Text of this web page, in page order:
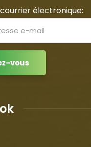
électronique: